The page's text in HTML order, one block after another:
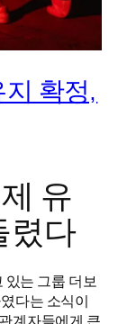
확정,
유
렸다
있는 그룹 더보
다는 소식이